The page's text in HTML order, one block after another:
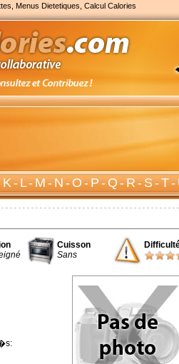
Menus Dietetiques, Calcul Calories
K-L-M-N-O-P-Q-R-S-T-
Cuisson
Sans